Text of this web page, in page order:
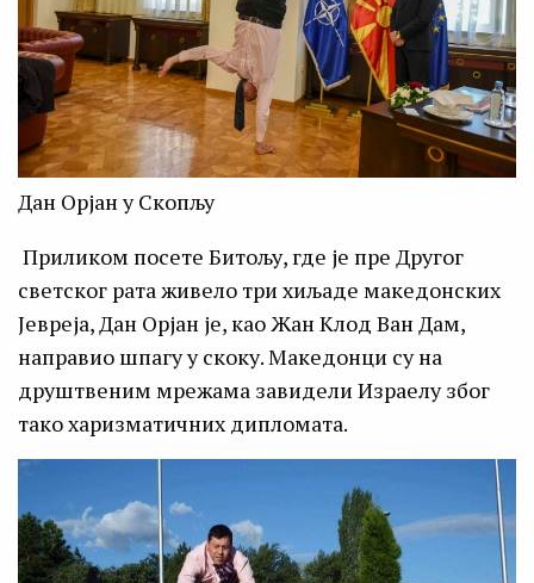
Дан Орјан у Скопљу
Приликом посете Битољу, где је пре Другог
светског рата живело три хиљаде македонских
Јевреја, Дан Орјан је, као Жан Клод Ван Дам,
направио шпагу у скоку. Македонци су на
друштвеним мрежама завидели Израелу због
тако харизматичних дипломата.